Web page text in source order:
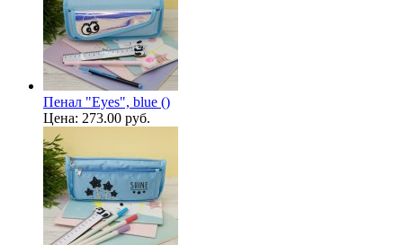
Пенал "Eyes", blue ()
Цена: 273.00 руб.